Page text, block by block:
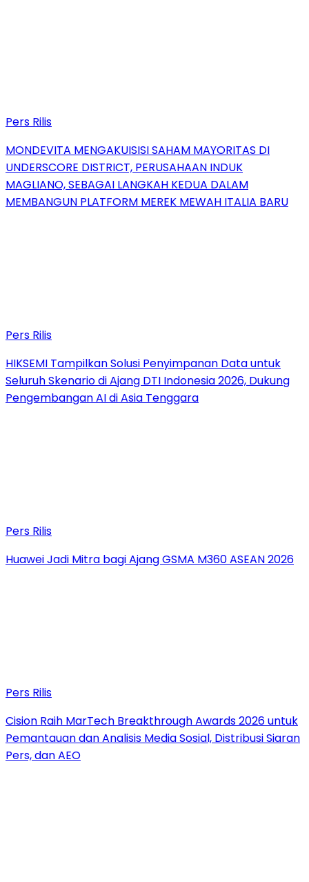
Pers Rilis
MONDEVITA MENGAKUISISI SAHAM MAYORITAS DI
UNDERSCORE DISTRICT, PERUSAHAAN INDUK
MAGLIANO, SEBAGAI LANGKAH KEDUA DALAM
MEMBANGUN PLATFORM MEREK MEWAH ITALIA BARU
Pers Rilis
HIKSEMI Tampilkan Solusi Penyimpanan Data untuk
Seluruh Skenario di Ajang DTI Indonesia 2026, Dukung
Pengembangan AI di Asia Tenggara
Pers Rilis
Huawei Jadi Mitra bagi Ajang GSMA M360 ASEAN 2026
Pers Rilis
Cision Raih MarTech Breakthrough Awards 2026 untuk
Pemantauan dan Analisis Media Sosial, Distribusi Siaran
Pers, dan AEO